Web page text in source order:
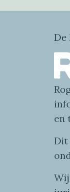
De
en
Dit